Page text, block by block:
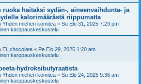
ruoka haitaksi sydän-, aineenvaihdunta- ja
kalorimäärästä riippumatta
Yhden miehen komitea « Su Elo 31, 2025 7:23 pm
karppauskeskustelu
El_chocolate « Pe Elo 29, 2025 1:20 am
karppauskeskustelu
hydroksibutyraatista
Yhden miehen komitea « Su Elo 24, 2025 9:36 am
karppauskeskustelu